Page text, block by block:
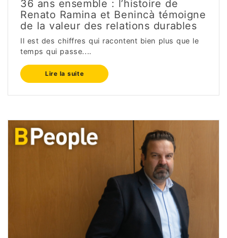
36 ans ensemble : l’histoire de
Renato Ramina et Benincà témoigne
de la valeur des relations durables
Il est des chiffres qui racontent bien plus que le
temps qui passe....
Lire la suite